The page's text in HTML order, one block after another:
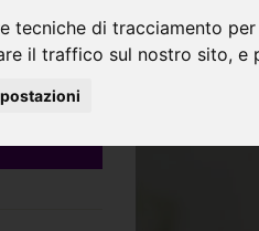
tecniche di tracciamento
il traffico sul nostro sito,